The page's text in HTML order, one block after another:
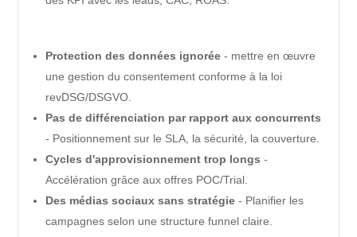
Protection des données ignorée - mettre en œuvre
une gestion du consentement conforme à la loi
revDSG/DSGVO.
Pas de différenciation par rapport aux concurrents
- Positionnement sur le SLA, la sécurité, la couverture.
Cycles d'approvisionnement trop longs -
Accélération grâce aux offres POC/Trial.
Des médias sociaux sans stratégie - Planifier les
campagnes selon une structure funnel claire.